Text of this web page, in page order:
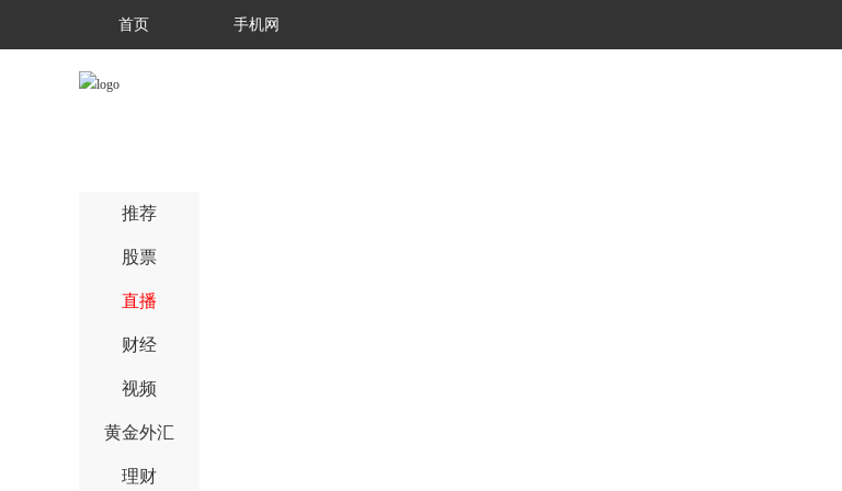
首页 手机网
推荐
股票
直播
财经
视频
黄金外汇
理财